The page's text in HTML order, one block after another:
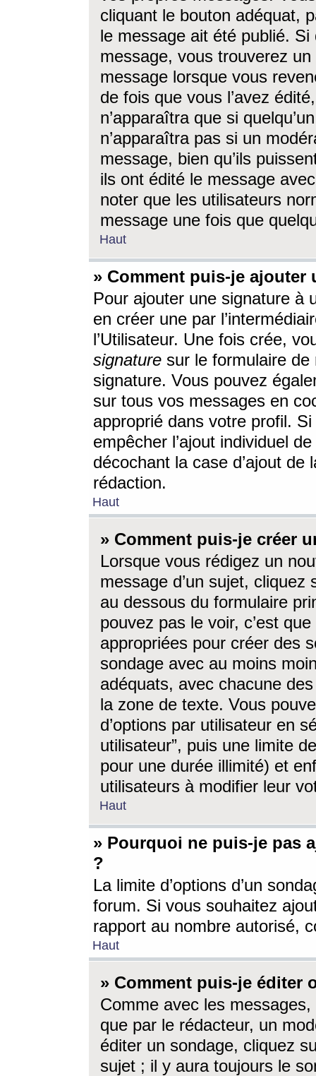
cliquant le bouton adéquat,
le message ait été publié. Si
message, vous trouverez
message lorsque vous
de fois que vous l’avez
n’apparaîtra que si
n’apparaîtra pas si un
message, bien qu’ils
ils ont édité le message
noter que les utilisateurs
message une fois que
Haut
» Comment puis-je ajouter
Pour ajouter une signature à
en créer une par
l’Utilisateur. Une fois crée,
signature sur le formulaire de
signature. Vous pouvez
sur tous vos messages en
approprié dans votre profil.
empêcher l’ajout individuel
décochant la case d’ajout
rédaction.
Haut
» Comment puis-je créer
Lorsque vous rédigez un
message d’un sujet, cliquez
au dessous du formulaire
pouvez pas le voir, c’est
appropriées pour créer des
sondage avec au moins
adéquats, avec chacune
la zone de texte. Vous
d’options par utilisateur en
utilisateur”, puis une limite
pour une durée illimité) et
utilisateurs à modifier leur
Haut
» Pourquoi ne puis-je pas
?
La limite d’options d’un
forum. Si vous souhaitez
rapport au nombre autorisé,
Haut
» Comment puis-je éditer
Comme avec les
que par le rédacteur, un
éditer un sondage, cliquez
sujet ; il y aura toujours le